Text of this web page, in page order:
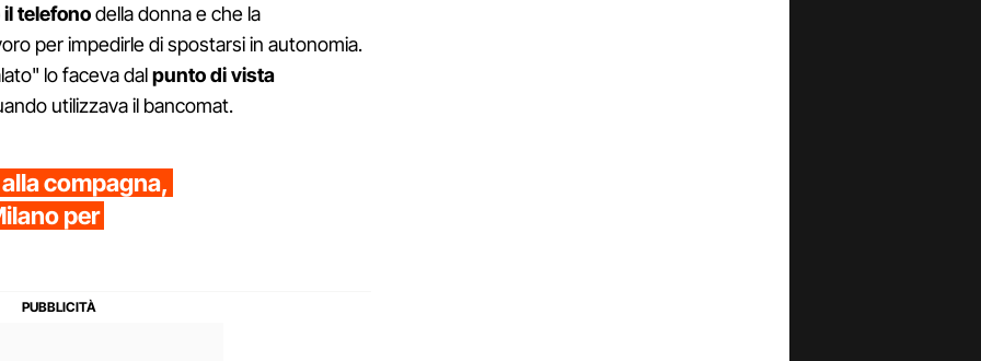
telefonodella donna e che la
per impedirle di spostarsi in autonomia.
lo faceva dalpunto di vista
utilizzava il bancomat.
compagna,
per